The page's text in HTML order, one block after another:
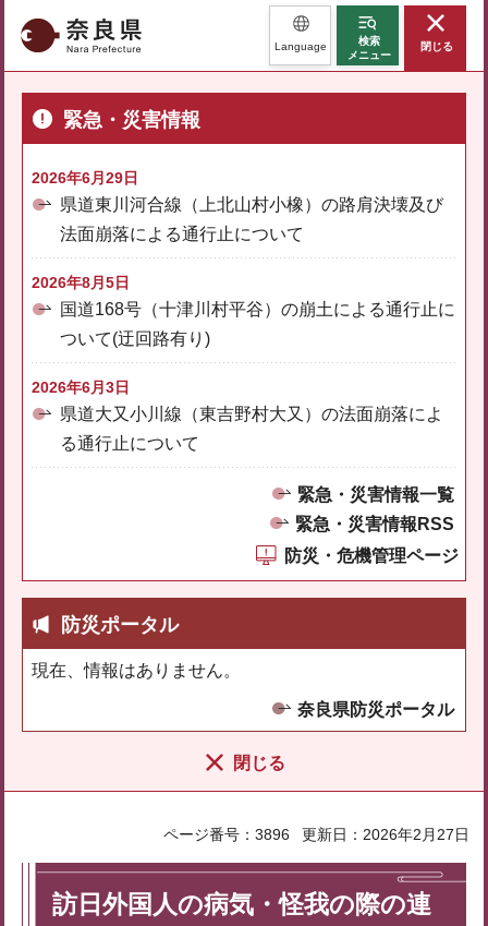
奈良県 Language
検索
メニュー
閉じる
緊急・災害情報
2026年6月29日
県道東川河合線（上北山村小橡）の路肩決壊及び
法面崩落による通行止について
2026年8月5日
国道168号（十津川村平谷）の崩土による通行止に
ついて(迂回路有り)
2026年6月3日
県道大又小川線（東吉野村大又）の法面崩落によ
る通行止について
緊急・災害情報一覧
緊急・災害情報RSS
防災・危機管理ページ
防災ポータル
現在、情報はありません。
奈良県防災ポータル
閉じる
ページ番号：3896 更新日：2026年2月27日
訪日外国人の病気・怪我の際の連